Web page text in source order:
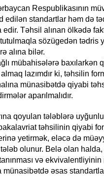
Respublikasının
edilən standartlar həm də
Təhsil alınan ölkədə
sözügedən tədris
alına bilər.
mübahisələrə baxılarkən
lazımdır ki, təhsilin
münasibətdə qiyabi
aparılmalıdır.
qoyulan tələblərə
təhsilinin qiyabi
yetirmək, eləcə də
olunur. Belə olan halda,
və
əsas